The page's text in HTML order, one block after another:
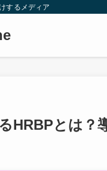
するメディア
HRBPとは？